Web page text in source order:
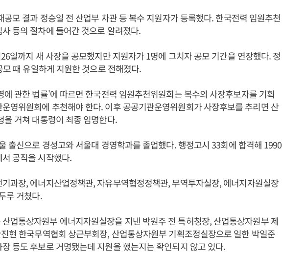
공모 결과 정승일 전 산업부 차관 등 복수 지원자가 등록했다. 한국전력 임원추천
등의 절차에 들어간 것으로 알려졌다.
일까지 새 사장을 공모했지만 지원자가 1명에 그치자 공모 기간을 연장했다. 정
때 유일하게 지원한 것으로 전해졌다.
에 관한 법률'에 따르면 한국전력 임원추천위원회는 복수의 사장후보자를 기획
영위원회에 추천해야 한다. 이후 공공기관운영위원회가 사장후보를 추리면 산
을 거쳐 대통령이 최종 임명한다.
출신으로 경성고와 서울대 경영학과를 졸업했다. 행정고시 33회에 합격해 1990
공직을 시작했다.
과장, 에너지산업정책관, 자유무역협정정책관, 무역투자실장, 에너지자원실장
루 거쳤다.
업통상자원부 에너지자원실장을 지낸 박원주 전 특허청장, 산업통상자원부 제
현 한국무역협회 상근부회장, 산업통상자원부 기획조정실장으로 일한 박일준
등도 후보로 거명됐는데 지원을 했는지는 확인되지 않고 있다.